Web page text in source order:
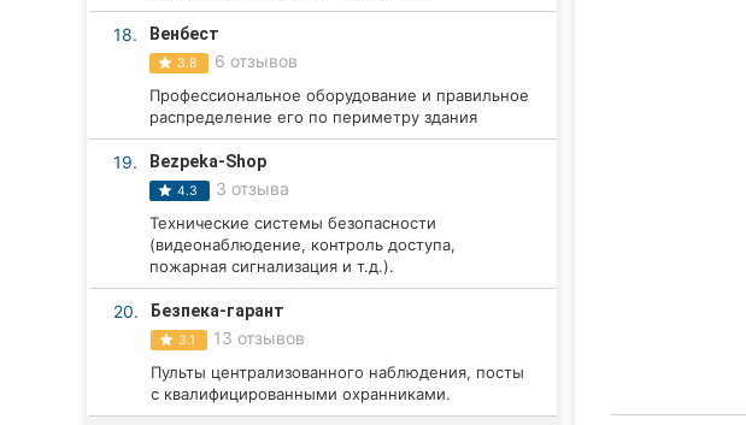
18. Венбест
3.8 6 отзывов
Профессиональное оборудование и правильное
распределение его по периметру здания
19. Bezpeka-Shop
4.3 3 отзыва
Технические системы безопасности
(видеонаблюдение, контроль доступа,
пожарная сигнализация и т.д.).
20. Безпека-гарант
3.1 13 отзывов
Пульты централизованного наблюдения, посты
с квалифицированными охранниками.